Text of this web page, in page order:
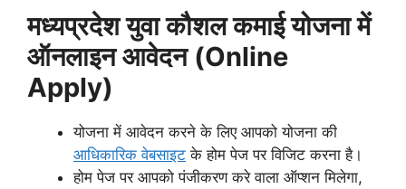
मध्यप्रदेश युवा कौशल कमाई योजना में
ऑनलाइन आवेदन (Online
Apply)
योजना में आवेदन करने के लिए आपको योजना की
आधिकारिक वेबसाइट के होम पेज पर विजिट करना है।
होम पेज पर आपको पंजीकरण करे वाला ऑप्शन मिलेगा,